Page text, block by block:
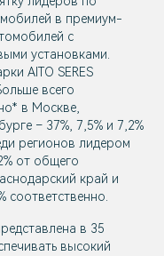
в премиум-
с
установками.
AITO SERES
всего
в Москве,
– 37%, 7,5% и 7,2%
регионов лидером
от общего
край и
соответственно.
в 35
высокий